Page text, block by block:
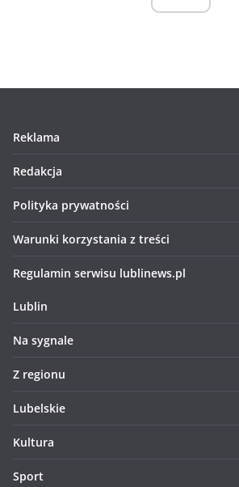
Reklama
Redakcja
Polityka prywatności
Warunki korzystania z treści
Regulamin serwisu lublinews.pl
Lublin
Na sygnale
Z regionu
Lubelskie
Kultura
Sport